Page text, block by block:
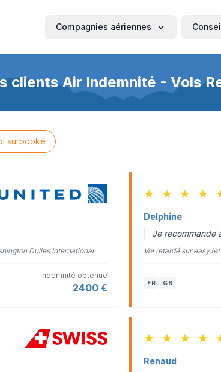
Compagnies aériennes
clients Air Indemnité - Vols
surbooké
Dulles International
Indemnité obtenue
2400 €
★ ★ ★ ★
Delphine
Je recommande
Vol retardé sur
FR GB
★ ★ ★ ★
Renaud